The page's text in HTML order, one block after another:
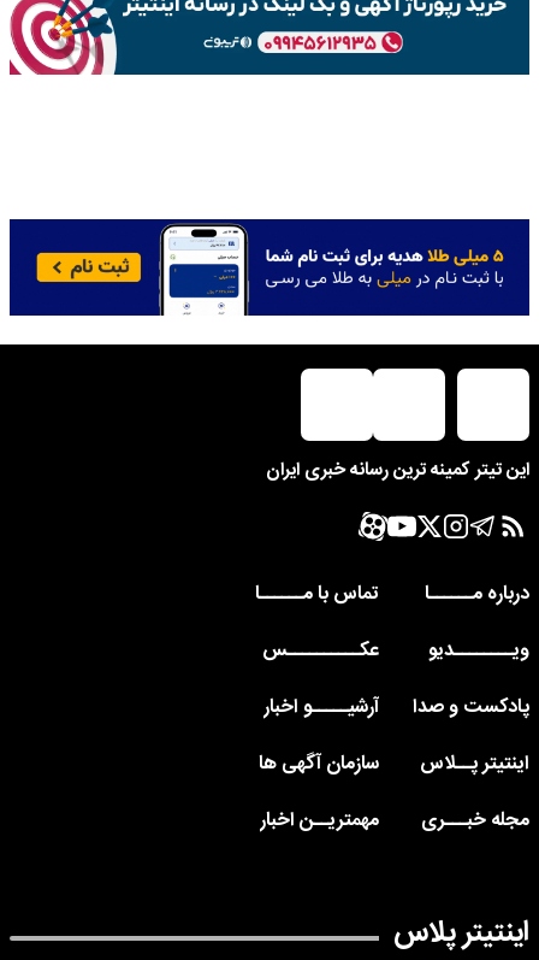
این تیتر کمینه ترین رسانه خبری ایران
درباره مــــــا
تماس با مــــــا
ویــــــــدیو
عکــــــــــس
پادکست و صدا
آرشیـــــو اخبار
اینتیتر پــلاس
سازمان آگهی ها
مجله خبـــری
مهمتریــن اخبار
اینتیتر پلاس